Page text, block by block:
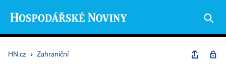
HN.cz › Zahraniční